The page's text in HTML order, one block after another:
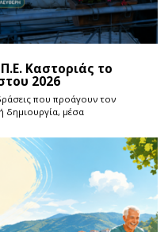
Καστοριάς το
2026
που προάγουν τον
δημιουργία, μέσα